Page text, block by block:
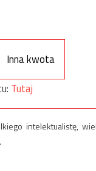
Inna kwota
Tutaj
intelektualistę,